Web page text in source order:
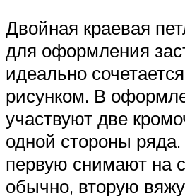
Двойная краевая
для оформления
идеально
рисунком. В
участвуют две
одной стороны
первую снимают на
обычно, вторую